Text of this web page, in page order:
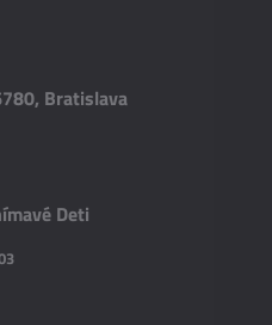
Bratislava
Deti